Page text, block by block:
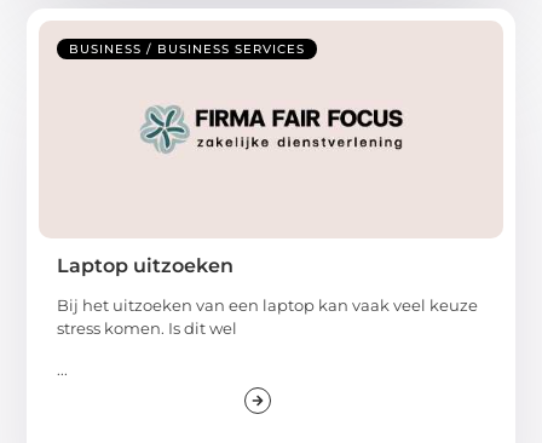
BUSINESS / BUSINESS SERVICES
Laptop uitzoeken
Bij het uitzoeken van een laptop kan vaak veel keuze
stress komen. Is dit wel
...